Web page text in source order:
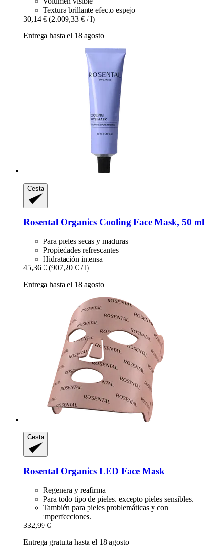
Textura brillante efecto espejo
30,14 € (2.009,33 € / l)
Entrega hasta el 18 agosto
Cesta
Rosental Organics Cooling Face Mask, 50 ml
Para pieles secas y maduras
Propiedades refrescantes
Hidratación intensa
45,36 € (907,20 € / l)
Entrega hasta el 18 agosto
Cesta
Rosental Organics LED Face Mask
Regenera y reafirma
Para todo tipo de pieles, excepto pieles sensibles.
También para pieles problemáticas y con
imperfecciones.
332,99 €
Entrega gratuita hasta el 18 agosto